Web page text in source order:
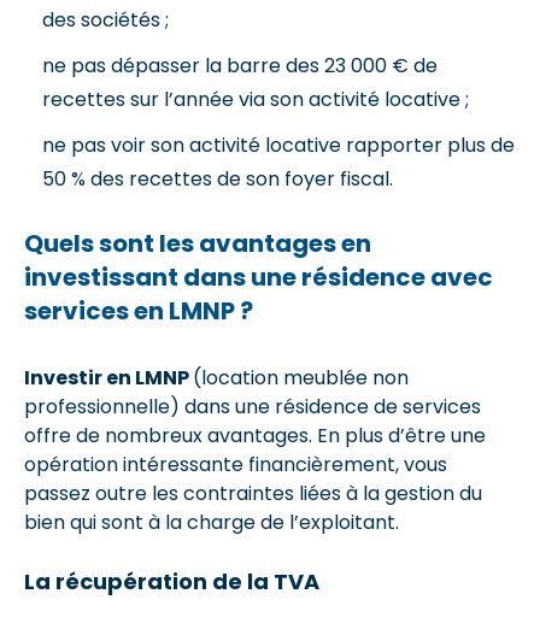
des sociétés ;
ne pas dépasser la barre des 23 000 € de
recettes sur l’année via son activité locative ;
ne pas voir son activité locative rapporter plus de
50 % des recettes de son foyer fiscal.
Quels sont les avantages en
investissant dans une résidence avec
services en LMNP ?
Investir en LMNP(location meublée non
professionnelle) dans une résidence de services
offre de nombreux avantages. En plus d’être une
opération intéressante financièrement, vous
passez outre les contraintes liées à la gestion du
bien qui sont à la charge de l’exploitant.
La récupération de la TVA